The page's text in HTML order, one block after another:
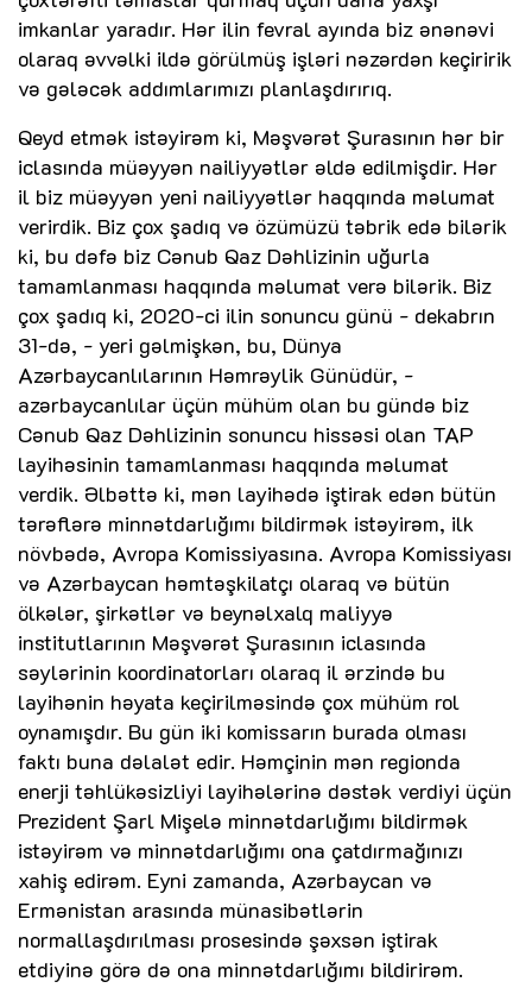
imkanlar yaradır. Hər ilin fevral ayında biz ənənəvi
olaraq əvvəlki ildə görülmüş işləri nəzərdən keçiririk
və gələcək addımlarımızı planlaşdırırıq.
Qeyd etmək istəyirəm ki, Məşvərət Şurasının hər bir
iclasında müəyyən nailiyyətlər əldə edilmişdir. Hər
il biz müəyyən yeni nailiyyətlər haqqında məlumat
verirdik. Biz çox şadıq və özümüzü təbrik edə bilərik
ki, bu dəfə biz Cənub Qaz Dəhlizinin uğurla
tamamlanması haqqında məlumat verə bilərik. Biz
çox şadıq ki, 2020-ci ilin sonuncu günü - dekabrın
31-də, - yeri gəlmişkən, bu, Dünya
Azərbaycanlılarının Həmrəylik Günüdür, -
azərbaycanlılar üçün mühüm olan bu gündə biz
Cənub Qaz Dəhlizinin sonuncu hissəsi olan TAP
layihəsinin tamamlanması haqqında məlumat
verdik. Əlbəttə ki, mən layihədə iştirak edən bütün
tərəflərə minnətdarlığımı bildirmək istəyirəm, ilk
növbədə, Avropa Komissiyasına. Avropa Komissiyası
və Azərbaycan həmtəşkilatçı olaraq və bütün
ölkələr, şirkətlər və beynəlxalq maliyyə
institutlarının Məşvərət Şurasının iclasında
səylərinin koordinatorları olaraq il ərzində bu
layihənin həyata keçirilməsində çox mühüm rol
oynamışdır. Bu gün iki komissarın burada olması
faktı buna dəlalət edir. Həmçinin mən regionda
enerji təhlükəsizliyi layihələrinə dəstək verdiyi üçün
Prezident Şarl Mişelə minnətdarlığımı bildirmək
istəyirəm və minnətdarlığımı ona çatdırmağınızı
xahiş edirəm. Eyni zamanda, Azərbaycan və
Ermənistan arasında münasibətlərin
normallaşdırılması prosesində şəxsən iştirak
etdiyinə görə də ona minnətdarlığımı bildirirəm.